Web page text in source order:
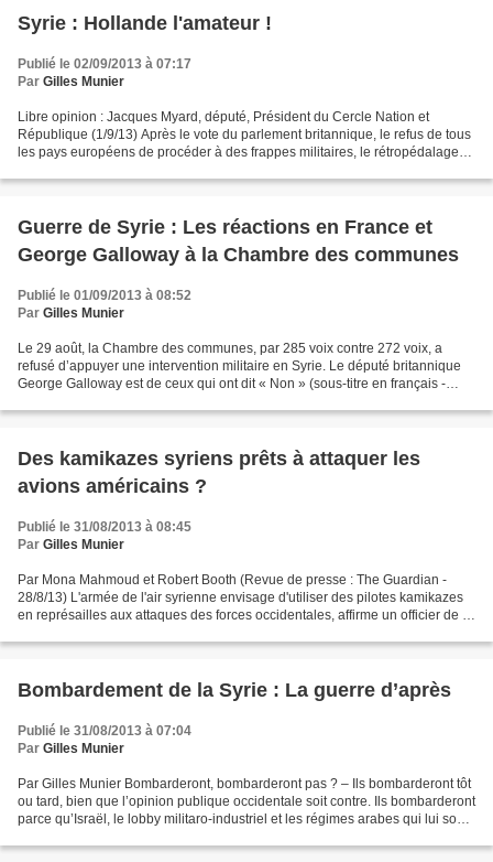
Syrie : Hollande l'amateur !
Publié le 02/09/2013 à 07:17
Par Gilles Munier
Libre opinion : Jacques Myard, député, Président du Cercle Nation et
République (1/9/13) Après le vote du parlement britannique, le refus de tous
les pays européens de procéder à des frappes militaires, le rétropédalage
Guerre de Syrie : Les réactions en France et
George Galloway à la Chambre des communes
Publié le 01/09/2013 à 08:52
Par Gilles Munier
Le 29 août, la Chambre des communes, par 285 voix contre 272 voix, a
refusé d’appuyer une intervention militaire en Syrie. Le député britannique
George Galloway est de ceux qui ont dit « Non » (sous-titre en français -
feature=player_detailpage&v=Rt32GP1FG00...
Des kamikazes syriens prêts à attaquer les
avions américains ?
Publié le 31/08/2013 à 08:45
Par Gilles Munier
Par Mona Mahmoud et Robert Booth (Revue de presse : The Guardian -
28/8/13) L'armée de l'air syrienne envisage d'utiliser des pilotes kamikazes
en représailles aux attaques des forces occidentales, affirme un officier de la
Bombardement de la Syrie : La guerre d’après
Publié le 31/08/2013 à 07:04
Par Gilles Munier
Par Gilles Munier Bombarderont, bombarderont pas ? – Ils bombarderont tôt
ou tard, bien que l’opinion publique occidentale soit contre. Ils bombarderont
parce qu’Israël, le lobby militaro-industriel et les régimes arabes qui lui sont